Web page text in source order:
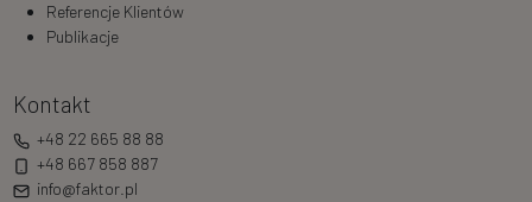
Referencje Klientów
Publikacje
Kontakt
+48 22 665 88 88
+48 667 858 887
info@faktor.pl